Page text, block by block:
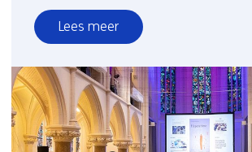
Lees meer
over
Onderzoek
naar
omgang
risico’s
hitte